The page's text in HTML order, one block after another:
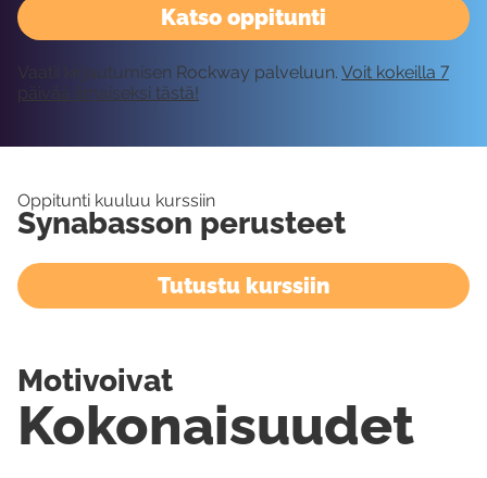
Katso oppitunti
Vaatii kirjautumisen Rockway palveluun. Voit kokeilla 7
päivää ilmaiseksi tästä!
Oppitunti kuuluu kurssiin
Synabasson perusteet
Tutustu kurssiin
Kokonaisuudet
Motivoivat